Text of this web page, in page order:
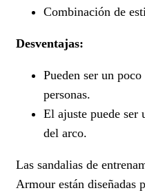
Combinación de
Desventajas:
Pueden ser un poco
personas.
El ajuste puede ser
del arco.
Las sandalias de
Armour están diseñadas